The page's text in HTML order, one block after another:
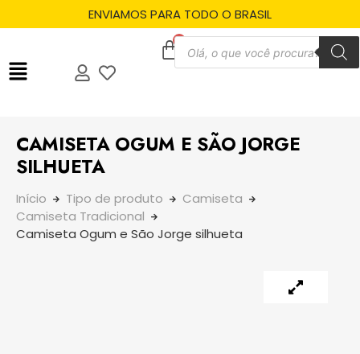
ENVIAMOS PARA TODO O BRASIL
CAMISETA OGUM E SÃO JORGE
SILHUETA
Início Tipo de produto
Camiseta
Camiseta Tradicional
Camiseta Ogum e São Jorge silhueta